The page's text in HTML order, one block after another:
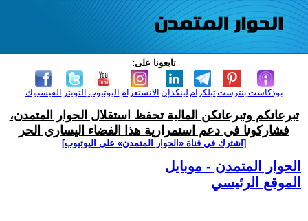
تابعونا على:
الفيسبوك التويتر اليوتيوب الانستغرام لينكدإن تيلكرامبنترست بودكاست
تبرعاتكم وتبرعاتكن المالية تحفظ استقلال الحوار المتمدن،
فشاركونا في دعم استمرارية هذا الفضاء اليساري الحر
[اشترك في قناة ‫«الحوار المتمدن» على اليوتيوب]
الحوار المتمدن - موبايل
الموقع الرئيسي